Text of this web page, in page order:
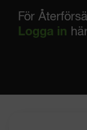
För
Logga in